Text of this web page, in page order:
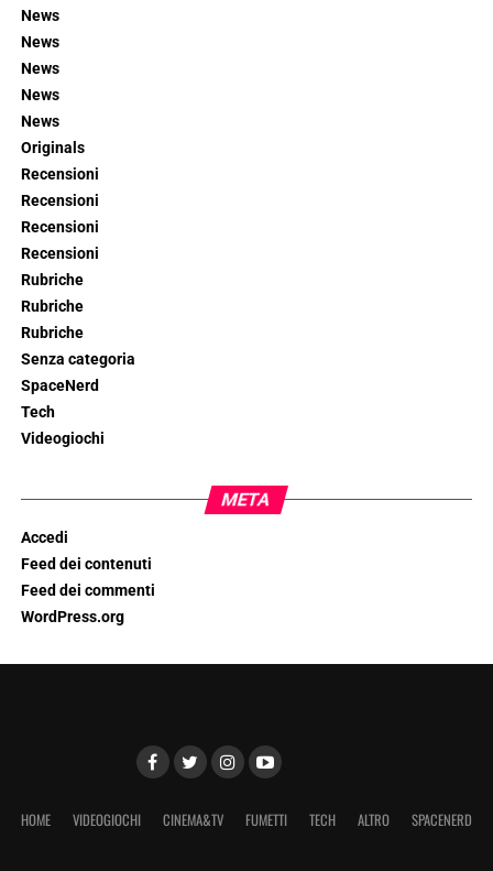
News
News
News
News
News
Originals
Recensioni
Recensioni
Recensioni
Recensioni
Rubriche
Rubriche
Rubriche
Senza categoria
SpaceNerd
Tech
Videogiochi
META
Accedi
Feed dei contenuti
Feed dei commenti
WordPress.org
HOME VIDEOGIOCHI CINEMA&TV FUMETTI TECH ALTRO SPACENERD